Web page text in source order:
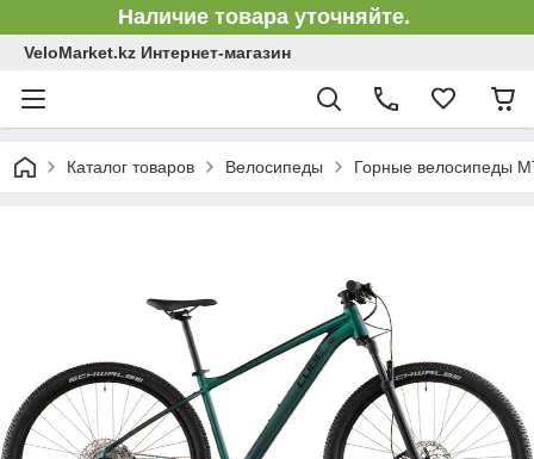
Наличие товара уточняйте.
VeloMarket.kz Интернет-магазин
Каталог товаров Велосипеды Горные велосипеды